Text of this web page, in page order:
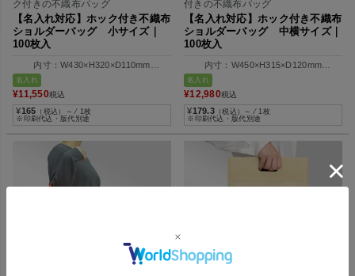
ク付きの不織布バッグ
【名入れ対応】ホック付き不織布
ショルダーバッグ 小サイズ｜
100枚入
内寸：W430×H320×D110mm
外寸：W320×H320×D110mm
名入れ
¥11,550税込
¥165 （税込）～ ⁄ 1枚
※印刷代込・版代別途
付きの不織布バッグ
【名入れ対応】ホック付き不織布
ショルダーバッグ 中横サイズ｜
100枚入
内寸：W450×H315×D120mm
外寸：W570×H315×D120mm
名入れ
¥12,980税込
¥179.3 （税込）～ ⁄ 1枚
※印刷代込・版代別途